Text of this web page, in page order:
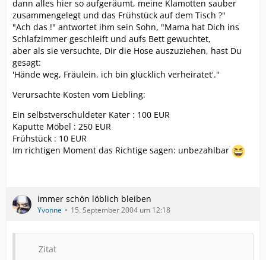
dann alles hier so aufgeräumt, meine Klamotten sauber
zusammengelegt und das Frühstück auf dem Tisch ?"
"Ach das !" antwortet ihm sein Sohn, "Mama hat Dich ins
Schlafzimmer geschleift und aufs Bett gewuchtet,
aber als sie versuchte, Dir die Hose auszuziehen, hast Du
gesagt:
'Hände weg, Fräulein, ich bin glücklich verheiratet'."
Verursachte Kosten vom Liebling:
Ein selbstverschuldeter Kater : 100 EUR
Kaputte Möbel : 250 EUR
Frühstück : 10 EUR
Im richtigen Moment das Richtige sagen: unbezahlbar
immer schön löblich bleiben
Yvonne 15. September 2004 um 12:18
Zitat